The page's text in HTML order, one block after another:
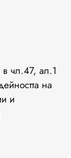
чл.47, ал.1
на
и